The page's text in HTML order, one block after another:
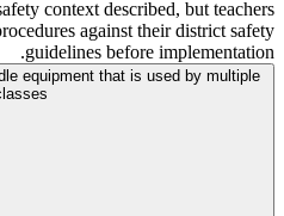
context described, but teachers
against their district safety
guidelines before implementation.
equipment that is used by multiple